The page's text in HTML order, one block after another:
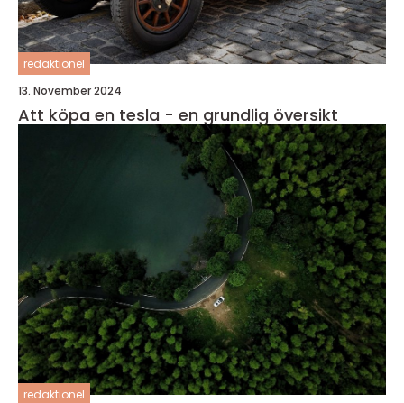
redaktionel
13. November 2024
Att köpa en tesla - en grundlig översikt
redaktionel